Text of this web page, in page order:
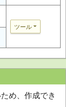
ツール
め、作成でき